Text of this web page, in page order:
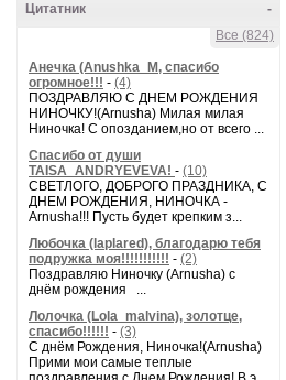
-
Цитатник
Все (824)
Анечка (Anushka_M, спасибо
огромное!!! - (4)
ПОЗДРАВЛЯЮ С ДНЕМ РОЖДЕНИЯ
НИНОЧКУ!(Arnusha) Милая милая
Ниночка! С опозданием,но от всего ...
Спасибо от души
TAISA_ANDRYEVEVA! - (10)
СВЕТЛОГО, ДОБРОГО ПРАЗДНИКА, С
ДНЕМ РОЖДЕНИЯ, НИНОЧКА -
Arnusha!!! Пусть будет крепким з...
Любочка (laplared), благодарю тебя
подружка моя!!!!!!!!!!! - (2)
Поздравляю Ниночку (Arnusha) с
днём рождения ...
Лолочка (Lola_malvina), золотце,
спасибо!!!!!! - (3)
С днём Рождения, Ниночка!(Аrnusha)
Прими мои самые теплые